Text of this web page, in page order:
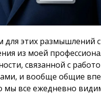
для этих размышлений
из моей
связанной с
и вообще общие
мы все ежедневно